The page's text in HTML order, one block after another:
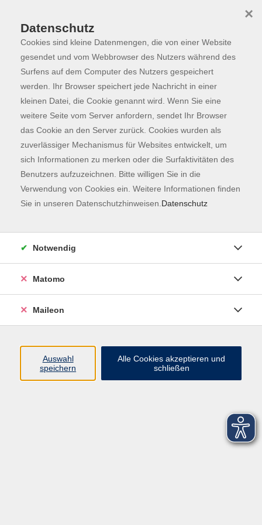
Skip to main content
Programm
Der Kurs konnte nicht gefunden werden.
Kontaktformular
Impressum
AGB
Datenschutzerklärung
Datenschutz
Cookies sind kleine Datenmengen, die von einer Website
gesendet und vom Webbrowser des Nutzers während des
Surfens auf dem Computer des Nutzers gespeichert
werden. Ihr Browser speichert jede Nachricht in einer
kleinen Datei, die Cookie genannt wird. Wenn Sie eine
weitere Seite vom Server anfordern, sendet Ihr Browser
das Cookie an den Server zurück. Cookies wurden als
zuverlässiger Mechanismus für Websites entwickelt, um
sich Informationen zu merken oder die Surfaktivitäten des
Benutzers aufzuzeichnen. Bitte willigen Sie in die
Verwendung von Cookies ein. Weitere Informationen finden
Sie in unseren Datenschutzhinweisen. Datenschutz
×
Notwendig
Matomo
Maileon
Auswahl
speichern
Alle Cookies akzeptieren und
schließen